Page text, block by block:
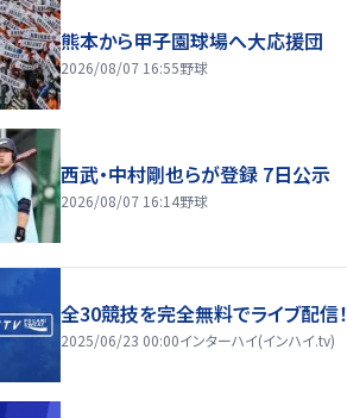
熊本から甲子園球場へ大応援団
2026/08/07 16:55野球
西武・中村剛也らが登録 7日公示
2026/08/07 16:14野球
全30競技を完全無料でライブ配信！
2025/06/23 00:00インターハイ(インハイ.tv)